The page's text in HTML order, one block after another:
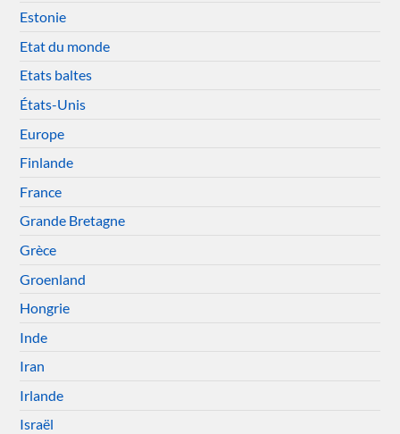
Estonie
Etat du monde
Etats baltes
États-Unis
Europe
Finlande
France
Grande Bretagne
Grèce
Groenland
Hongrie
Inde
Iran
Irlande
Israël